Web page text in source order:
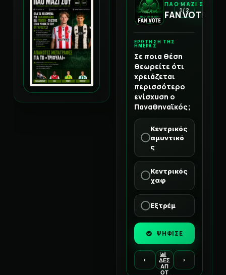
ΠΑΟ ΜΑΖΙ ΣΟΥ
FAN VOTE
1 / 2
ΕΡΩΤΗΣΗ ΤΗΣ
ΗΜΕΡΑΣ
Σε ποια θέση
θεωρείτε ότι
χρειάζεται
περισσότερο
ενίσχυση ο
Παναθηναϊκός;
Κεντρικός
αμυντικό
ς
Κεντρικός
χαφ
Εξτρέμ
ΨΗΦΙΣΕ
‹
ΔΕΣ
ΑΠ
ΟΤ
›